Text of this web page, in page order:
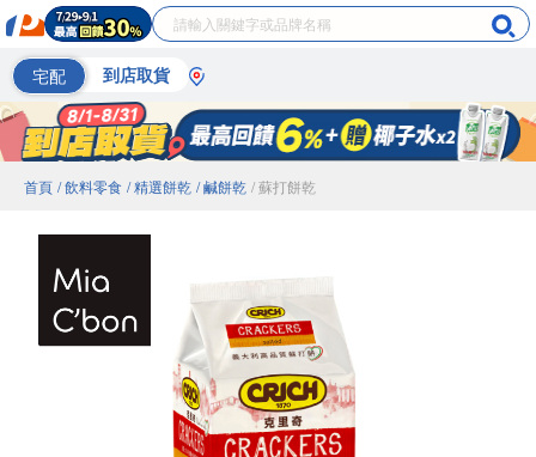
宅配 到店取貨
首頁 / 飲料零食 / 精選餅乾 / 鹹餅乾 / 蘇打餅乾